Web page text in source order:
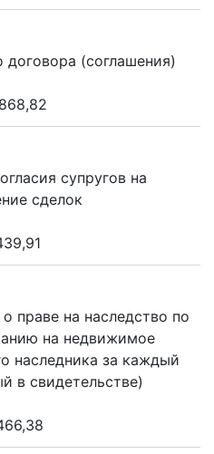
договора (соглашения)
супругов на
сделок
праве на наследство по
на недвижимое
наследника за каждый
в свидетельстве)